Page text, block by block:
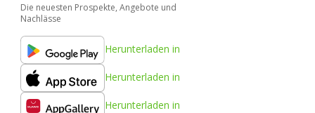
Die neuesten Prospekte, Angebote und
Nachlässe
Herunterladen in
Herunterladen in
Herunterladen in